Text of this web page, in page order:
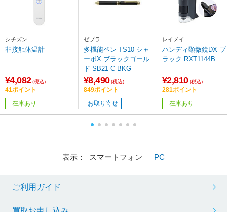
シチズン
非接触体温計
¥4,082 (税込)
41ポイント
在庫あり
ゼブラ
多機能ペン TS10 シャ
ーボX ブラックゴール
ド SB21-C-BKG
¥8,490 (税込)
849ポイント
お取り寄せ
レイメイ
ハンディ顕微鏡DX ブ
ラック RXT1144B
¥2,810 (税込)
281ポイント
在庫あり
表示： スマートフォン ｜ PC
ご利用ガイド